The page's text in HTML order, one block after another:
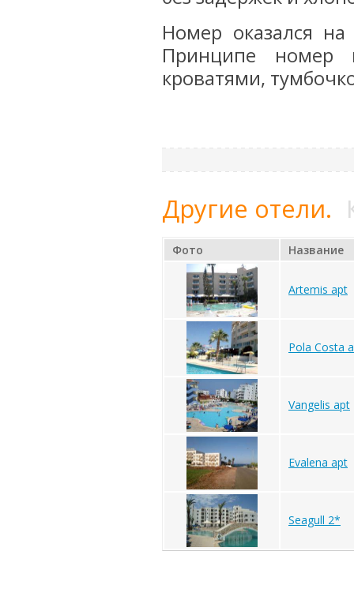
Номер оказался
Принципе номер
кроватями,
Другие отели.
Фото Название
Artemis apt
Pola Costa
Vangelis apt
Evalena apt
Seagull 2*